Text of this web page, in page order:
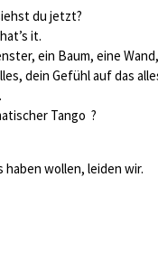
du jetzt?
it.
ein Baum, eine
dein Gefühl auf das
Tango ?
haben wollen, leiden wir.